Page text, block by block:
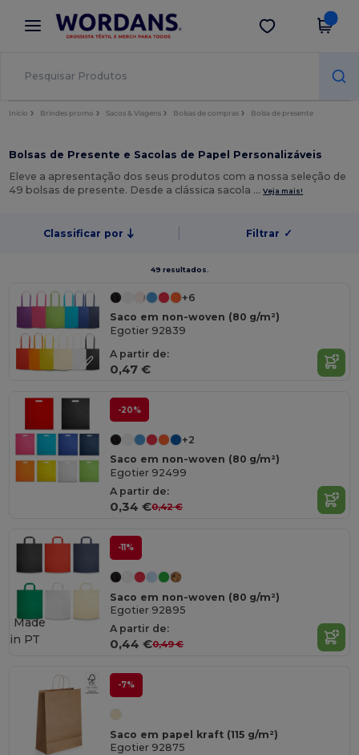
× App Wordans
Melhores preços na app!
Obter app
Início Brindes promo Sacos & Viagens Bolsas de compras Bolsa de presente
Bolsas de Presente e Sacolas de Papel Personalizáveis
Eleve a apresentação dos seus produtos com a nossa seleção de
49 bolsas de presente. Desde a clássica sacola …Veja mais!
Classificar por Filtrar ✓
49 resultados.
+6
Saco em non-woven (80 g/m²)
Egotier 92839
A partir de:
0,47 €
-20%
+2
Saco em non-woven (80 g/m²)
Egotier 92499
A partir de:
0,34 €0,42 €
-11%
Saco em non-woven (80 g/m²)
Egotier 92895
A partir de:
0,44 €0,49 €
Made
in PT
-7%
Saco em papel kraft (115 g/m²)
Egotier 92875